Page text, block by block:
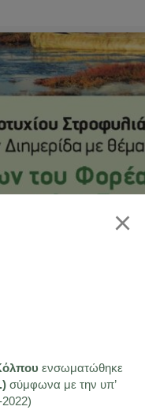
×
ενσωματώθηκε
σύμφωνα με την υπ’